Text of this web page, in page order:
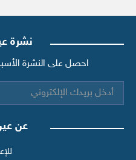
نشرة
احصل على النشرة
عن